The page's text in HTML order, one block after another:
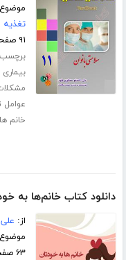
تغذیه
۹۱ صفحه
عوامل
خانم ها
دانلود کتاب خانم‌ها به
از:
۶۳ صفحه